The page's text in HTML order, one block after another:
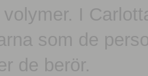
volymer. I
som de
de berör.